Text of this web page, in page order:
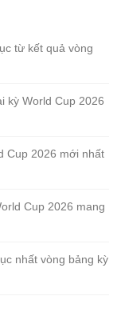
từ kết quả vòng
kỳ World Cup 2026
Cup 2026 mới nhất
Cup 2026 mang
nhất vòng bảng kỳ